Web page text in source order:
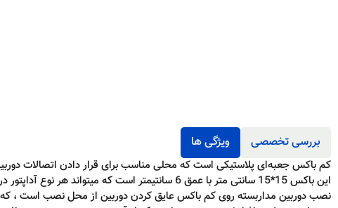
بررسی تخصصی ویژگی ها
کم باکس جعبه‌ای پلاستیکی است که محلی مناسب برای قرار دادن اتصالات
این باکس 15*15 سانتی متر با عمق 6 سانتیمتر است که میتواند
نصب دوربین مداربسته روی کم باکس عایق کردن دوربین از محل نصب است ،